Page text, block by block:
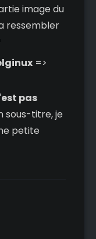
image du
ressembler
=>
pas
sous-titre, je
petite